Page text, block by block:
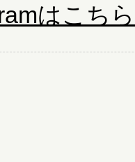
はこちら